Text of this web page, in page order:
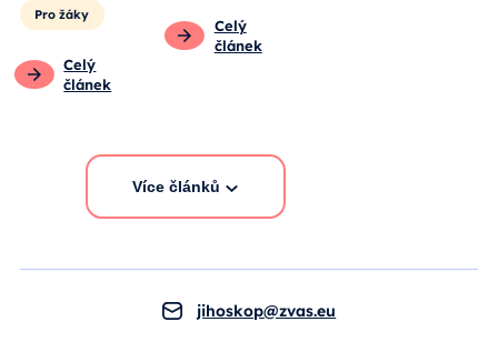
Pro žáky
Celý
článek
Celý
článek
Více článků
jihoskop@zvas.eu